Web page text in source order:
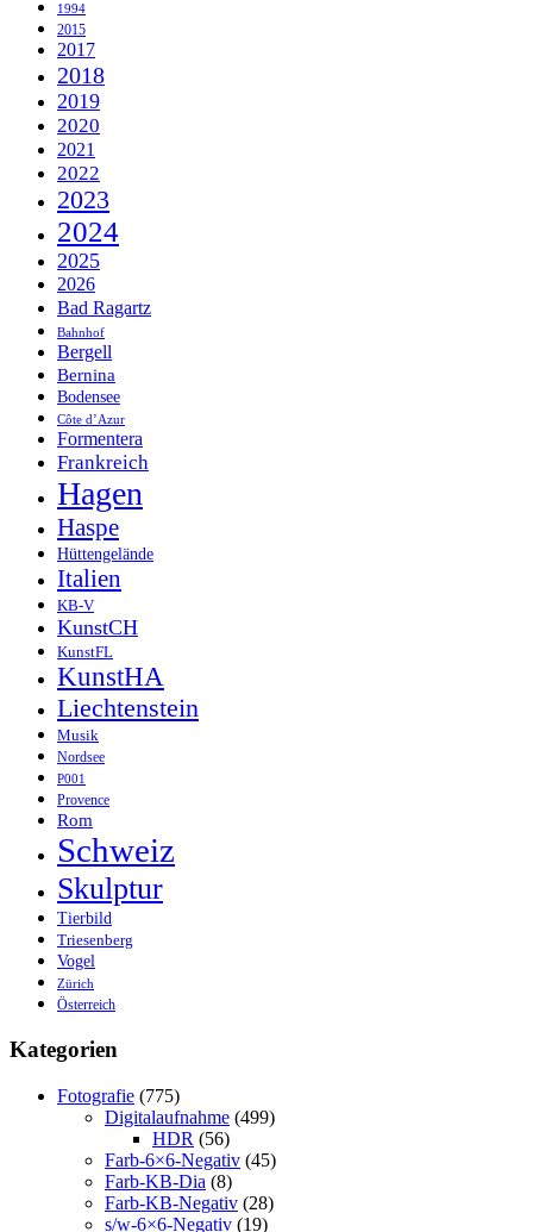
1994
2015
2017
2018
2019
2020
2021
2022
2023
2024
2025
2026
Bad Ragartz
Bahnhof
Bergell
Bernina
Bodensee
Côte d’Azur
Formentera
Frankreich
Hagen
Haspe
Hüttengelände
Italien
KB-V
KunstCH
KunstFL
KunstHA
Liechtenstein
Musik
Nordsee
P001
Provence
Rom
Schweiz
Skulptur
Tierbild
Triesenberg
Vogel
Zürich
Österreich
Kategorien
Fotografie (775)
Digitalaufnahme (499)
HDR (56)
Farb-6×6-Negativ (45)
Farb-KB-Dia (8)
Farb-KB-Negativ (28)
s/w-6×6-Negativ (19)